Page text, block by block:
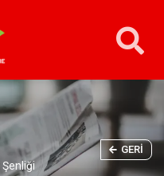
Şenliği
GERI